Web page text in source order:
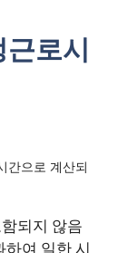
로시
간으로 계산되
되지 않음
여 일한 시